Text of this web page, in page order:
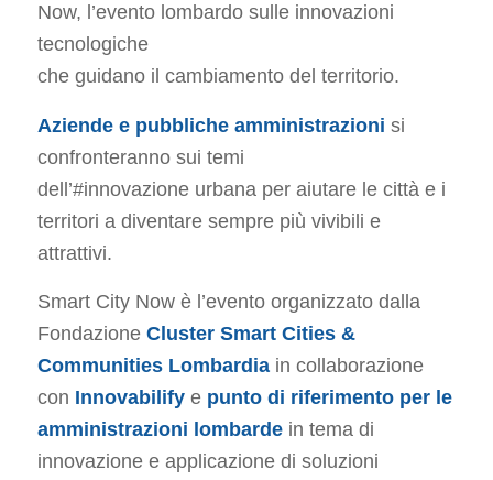
Now, l’evento lombardo sulle innovazioni
tecnologiche
che guidano il cambiamento del territorio.
Aziende e pubbliche amministrazioni si
confronteranno sui temi
dell’#innovazione urbana per aiutare le città e i
territori a diventare sempre più vivibili e
attrattivi.
Smart City Now è l’evento organizzato dalla
Fondazione Cluster Smart Cities &
Communities Lombardiain collaborazione
con Innovabilifye punto di riferimento per le
amministrazioni lombardein tema di
innovazione e applicazione di soluzioni